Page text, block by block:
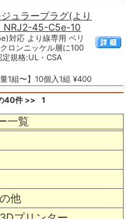
一覧
他
ュラープラグ(より
45-C5e-10
対応 より線専用 ベリ
ロンニッケル層に100
定規格:UL・CSA
量1組〜】10個入1組 ¥400
40件 >> 1